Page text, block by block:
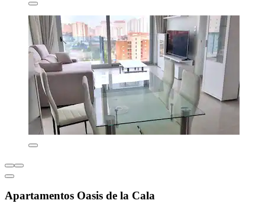
Apartamentos Oasis de la Cala